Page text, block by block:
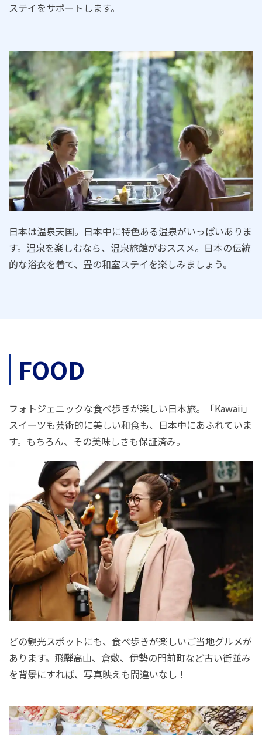
ステイをサポートします。
日本は温泉天国。日本中に特色ある温泉がいっぱいありま
す。温泉を楽しむなら、温泉旅館がおススメ。日本の伝統
的な浴衣を着て、畳の和室ステイを楽しみましょう。
FOOD
フォトジェニックな食べ歩きが楽しい日本旅。「Kawaii」
スイーツも芸術的に美しい和食も、日本中にあふれていま
す。もちろん、その美味しさも保証済み。
どの観光スポットにも、食べ歩きが楽しいご当地グルメが
あります。飛騨高山、倉敷、伊勢の門前町など古い街並み
を背景にすれば、写真映えも間違いなし！